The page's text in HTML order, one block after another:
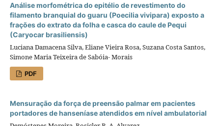
Análise morfométrica do epitélio de revestimento do
filamento branquial do guaru (Poecilia vivipara) exposto a
frações do extrato da folha e casca do caule de Pequi
(Caryocar brasiliensis)
Luciana Damacena Silva, Eliane Vieira Rosa, Suzana Costa Santos,
Simone Maria Teixeira de Sabóia- Morais
PDF
Mensuração da força de preensão palmar em pacientes
portadores de hanseníase atendidos em nível ambulatorial